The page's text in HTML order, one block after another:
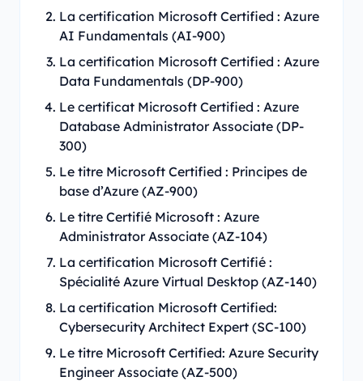
La certification Microsoft Certified : Azure
AI Fundamentals (AI-900)
La certification Microsoft Certified : Azure
Data Fundamentals (DP-900)
Le certificat Microsoft Certified : Azure
Database Administrator Associate (DP-
300)
Le titre Microsoft Certified : Principes de
base d’Azure (AZ-900)
Le titre Certifié Microsoft : Azure
Administrator Associate (AZ-104)
La certification Microsoft Certifié :
Spécialité Azure Virtual Desktop (AZ-140)
La certification Microsoft Certified:
Cybersecurity Architect Expert (SC-100)
Le titre Microsoft Certified: Azure Security
Engineer Associate (AZ-500)